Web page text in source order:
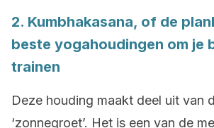
2. Kumbhakasana, of de
beste yogahoudingen om je
trainen
Deze houding maakt deel uit van
‘zonnegroet’. Het is een van de